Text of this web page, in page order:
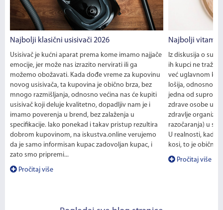
Najbolji klasični usisivači 2026
Usisivač je kućni aparat prema kome imamo najjače
emocije, jer može nas izrazito nervirati ili ga
možemo obožavati. Kada dođe vreme za kupovinu
novog usisivača, ta kupovina je obično brza, bez
mnogo razmišljanja, odnosno većina nas će kupiti
usisivač koji deluje kvalitetno, dopadljiv nam je i
imamo poverenja u brend, bez zalaženja u
specifikacije. Iako ponekad i takav pristup rezultira
dobrom kupovinom, na iskustva.online verujemo
da je samo informisan kupac zadovoljan kupac, i
zato smo pripremi...
Pročitaj više
Najbolji
Iz diskusija o
ih kupci ne traže
već uglavnom
lošija, odnosno
jedna od
zdrave osobe
zdravlje
razočaranja) u
U realnosti, kada
kosi, to je obično
Pročitaj više